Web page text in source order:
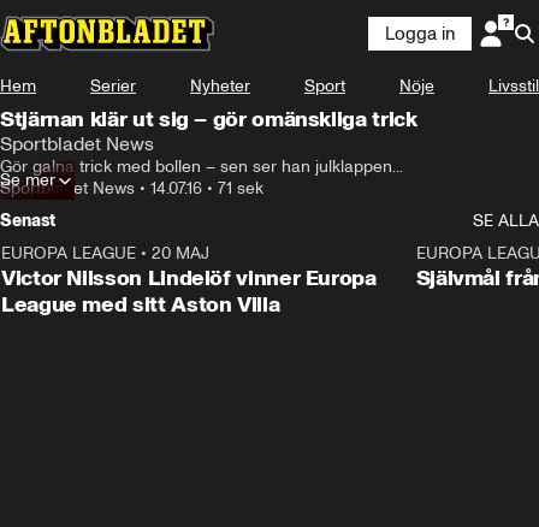
Logga in
Hem Serier Nyheter Sport Nöje Livsstil
Stjärnan klär ut sig – gör omänskliga trick
Sportbladet News
Gör galna trick med bollen – sen ser han julklappen...
Sportbladet News • 14.07.16 • 71 sek
Se mer
Senast
SE ALLA
EUROPA LEAGUE • 20 MAJ
Victor Nilsson Lindelöf vinner Europa
League med sitt Aston Villa
EUROPA
Självmål